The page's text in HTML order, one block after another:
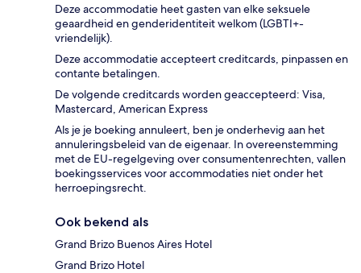
Deze accommodatie heet gasten van elke seksuele
geaardheid en genderidentiteit welkom (LGBTI+-
vriendelijk).
Deze accommodatie accepteert creditcards, pinpassen en
contante betalingen.
De volgende creditcards worden geaccepteerd: Visa,
Mastercard, American Express
Als je je boeking annuleert, ben je onderhevig aan het
annuleringsbeleid van de eigenaar. In overeenstemming
met de EU-regelgeving over consumentenrechten, vallen
boekingsservices voor accommodaties niet onder het
herroepingsrecht.
Ook bekend als
Grand Brizo Buenos Aires Hotel
Grand Brizo Hotel